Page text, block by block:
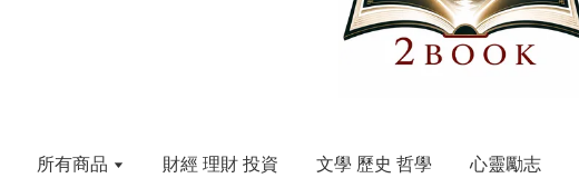
所有商品 財經 理財 投資 文學 歷史 哲學 心靈勵志